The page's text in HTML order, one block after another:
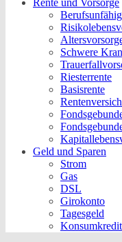
Schwere
Riesterrente
Basisrente
Geld und Sparen
Strom
Gas
DSL
Girokonto
Tagesgeld
Konsumkredit